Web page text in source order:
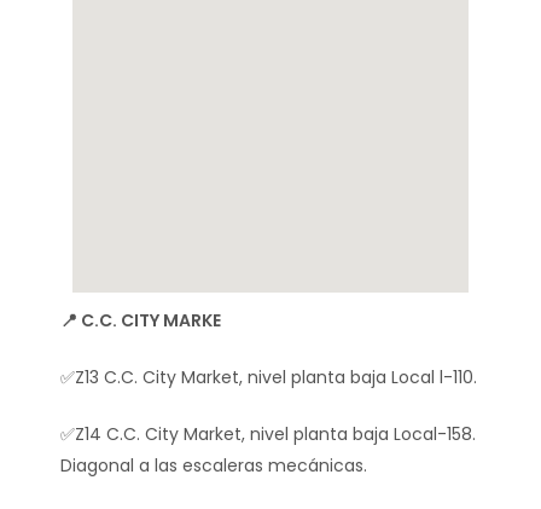
nivel planta baja Local l-110.
nivel planta baja Local-158.
mecánicas.
✅Z22 C.C. Sambil La